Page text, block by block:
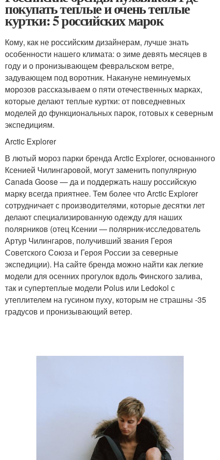
покупать теплые и очень теплые
куртки: 5 российских марок
Кому, как не российским дизайнерам, лучше знать
особенности нашего климата: о зиме девять месяцев в
году и о пронизывающем февральском ветре,
задувающем под воротник. Накануне неминуемых
морозов рассказываем о пяти отечественных марках,
которые делают теплые куртки: от повседневных
моделей до функциональных парок, готовых к северным
экспедициям.
Arctic Explorer
В лютый мороз парки бренда Arctic Explorer, основанного
Ксенией Чилингаровой, могут заменить популярную
Canada Goose — да и поддержать нашу российскую
марку всегда приятнее. Тем более что Arctic Explorer
сотрудничает с производителями, которые десятки лет
делают специализированную одежду для наших
полярников (отец Ксении — полярник-исследователь
Артур Чилингаров, получивший звания Героя
Советского Союза и Героя России за северные
экспедиции). На сайте бренда можно найти как легкие
модели для осенних прогулок вдоль Финского залива,
так и супертеплые модели Polus или Ledokol с
утеплителем на гусином пуху, которым не страшны -35
градусов и пронизывающий ветер.